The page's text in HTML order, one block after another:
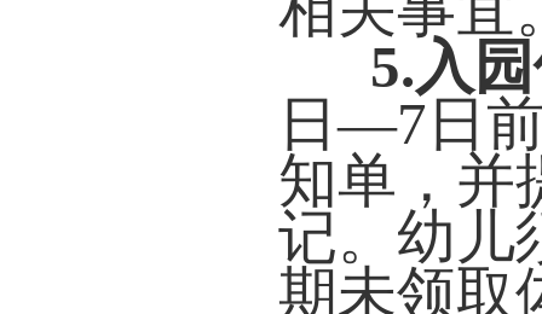
5.入园
日—7日
知单，并
记。幼儿
期未领取